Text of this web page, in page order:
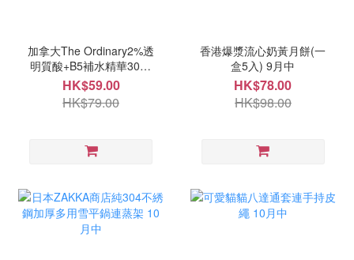
加拿大The Ordinary2%透
明質酸+B5補水精華30ml
10月中
HK$59.00
HK$79.00
香港爆漿流心奶黃月餅(一
盒5入) 9月中
HK$78.00
HK$98.00